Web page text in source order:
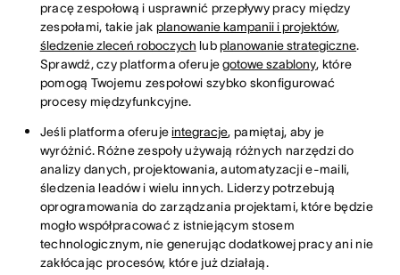
pracę zespołową i usprawnić przepływy pracy między
zespołami, takie jak planowanie kampanii i projektów,
śledzenie zleceń roboczych lubplanowanie strategiczne.
Sprawdź, czy platforma oferujegotowe szablony, które
pomogą Twojemu zespołowi szybko skonfigurować
procesy międzyfunkcyjne.
Jeśli platforma oferujeintegracje, pamiętaj, aby je
wyróżnić. Różne zespoły używają różnych narzędzi do
analizy danych, projektowania, automatyzacji e-maili,
śledzenia leadów i wielu innych. Liderzy potrzebują
oprogramowania do zarządzania projektami, które będzie
mogło współpracować z istniejącym stosem
technologicznym, nie generując dodatkowej pracy ani nie
zakłócając procesów, które już działają.